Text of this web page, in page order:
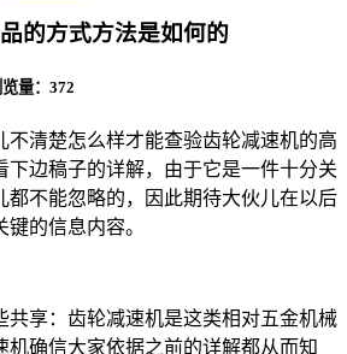
的方式方法是如何的
量： 372
不清楚怎么样才能查验齿轮减速机的高
下边稿子的详解，由于它是一件十分关
都不能忽略的，因此期待大伙儿在以后
的信息内容。
共享：齿轮减速机是这类相对五金机械
机确信大家依据之前的详解都从而知